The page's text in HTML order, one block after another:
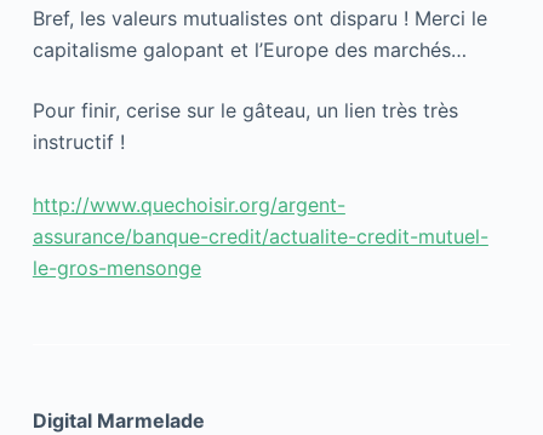
Bref, les valeurs mutualistes ont disparu ! Merci le
capitalisme galopant et l’Europe des marchés…
Pour finir, cerise sur le gâteau, un lien très très
instructif !
http://www.quechoisir.org/argent-
assurance/banque-credit/actualite-credit-mutuel-
le-gros-mensonge
Digital Marmelade